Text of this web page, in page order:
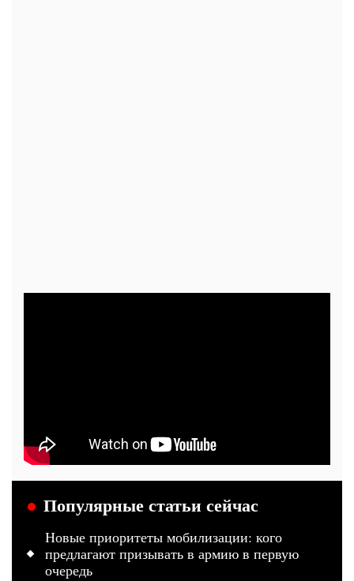
Популярные статьи сейчас
Новые приоритеты мобилизации: кого
предлагают призывать в армию в первую
очередь